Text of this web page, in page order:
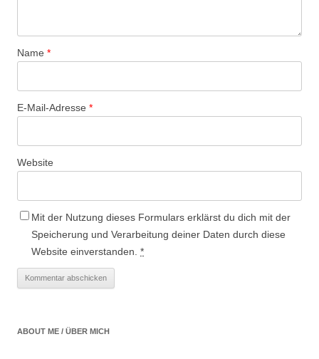
Name *
E-Mail-Adresse *
Website
Mit der Nutzung dieses Formulars erklärst du dich mit der
Speicherung und Verarbeitung deiner Daten durch diese
Website einverstanden. *
ABOUT ME / ÜBER MICH